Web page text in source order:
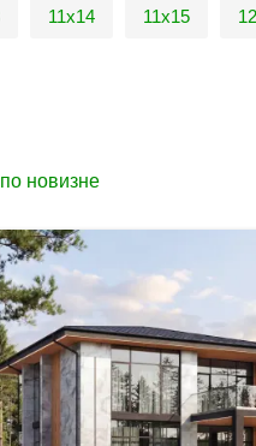
11х14 11х15
по новизне